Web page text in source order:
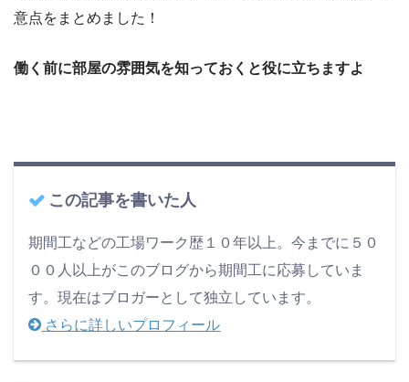
意点をまとめました！
働く前に部屋の雰囲気を知っておくと役に立ちますよ
この記事を書いた人
期間工などの工場ワーク歴１０年以上。今までに５０
００人以上がこのブログから期間工に応募していま
す。現在はブロガーとして独立しています。
さらに詳しいプロフィール